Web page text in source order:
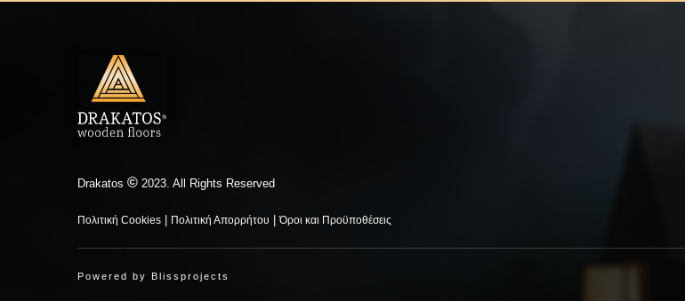
Drakatos © 2023. All Rights Reserved
Πολιτική Cookies | Πολιτική Απορρήτου |Όροι και Προϋποθέσεις
Powered by Blissprojects